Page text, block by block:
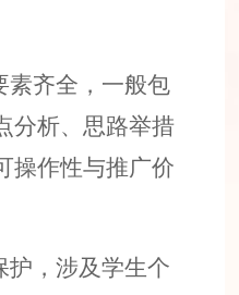
素齐全，一般包
分析、思路举措
操作性与推广价
护，涉及学生个